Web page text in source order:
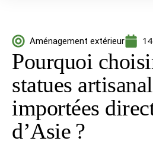
Aménagement extérieur
Pourquoi
statues
importées
d’Asie ?